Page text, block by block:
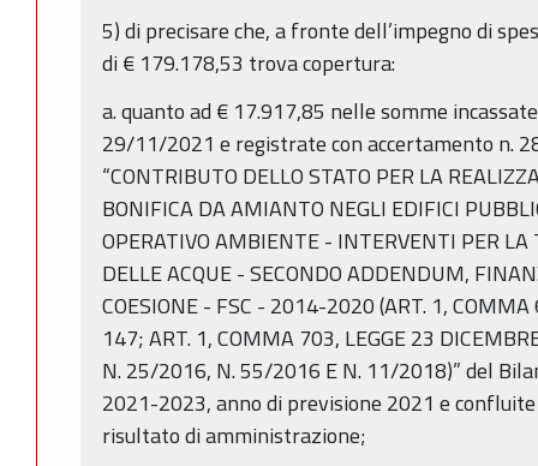
5) di precisare che, a fronte dell’impegno di
di € 179.178,53 trova copertura:
a. quanto ad € 17.917,85 nelle somme
29/11/2021 e registrate con accertamento n.
“CONTRIBUTO DELLO STATO PER LA
BONIFICA DA AMIANTO NEGLI EDIFICI
OPERATIVO AMBIENTE - INTERVENTI PER LA
DELLE ACQUE - SECONDO ADDENDUM,
COESIONE - FSC - 2014-2020 (ART. 1,
147; ART. 1, COMMA 703, LEGGE 23
N. 25/2016, N. 55/2016 E N. 11/2018)” del
2021-2023, anno di previsione 2021 e
risultato di amministrazione;